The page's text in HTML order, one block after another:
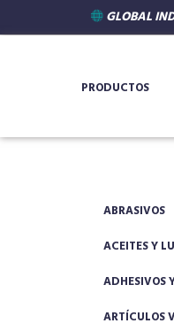
GLOBAL
PRODUCTOS
ABRASIVOS
ACEITES Y
ADHESIVOS
ARTÍCULOS